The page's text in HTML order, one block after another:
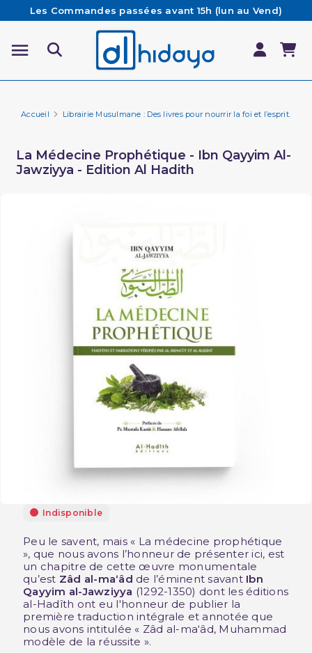
Les Commandes passées avant 15h (lun au Vend)
sont préparées et expédiées le jour même
Besoin d'aide ? Retrouvez notre FAQ
Livraison offerte à partir de 65€ d'achat*
Accueil Librairie Musulmane : Des livres pour nourrir la foi et l’esprit.
La Médecine Prophétique - Ibn Qayyim Al-
Jawziyya - Edition Al Hadith
Indisponible
Peu le savent, mais « La médecine prophétique
», que nous avons l’honneur de présenter ici, est
un chapitre de cette œuvre monumentale
qu’est Zâd al-ma‘âd de l’éminent savant Ibn
Qayyim al-Jawziyya (1292-1350) dont les éditions
al-Hadîth ont eu l'honneur de publier la
première traduction intégrale et annotée que
nous avons intitulée « Zâd al-ma‘âd, Muhammad
modèle de la réussite ».